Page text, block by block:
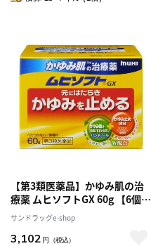
【第3類医薬品】かゆみ肌の治
療薬 ムヒソフトGX 60g 【6個パ
ック】 【セルフメディケーショ
ン税制対象】
サンドラッグe-shop
3,102 円 （税込）